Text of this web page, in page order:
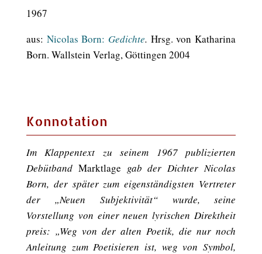
1967
aus: Nicolas Born: Gedichte. Hrsg. von Katharina
Born. Wallstein Verlag, Göttingen 2004
Konnotation
Im Klappentext zu seinem 1967 publizierten
Debütband Marktlage gab der Dichter Nicolas
Born, der später zum eigenständigsten Vertreter
der „Neuen Subjektivität“ wurde, seine
Vorstellung von einer neuen lyrischen Direktheit
preis: „Weg von der alten Poetik, die nur noch
Anleitung zum Poetisieren ist, weg von Symbol,